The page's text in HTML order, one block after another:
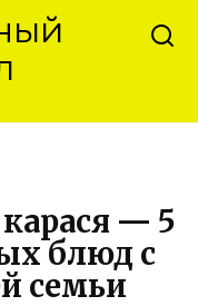
— 5
блюд с
семьи